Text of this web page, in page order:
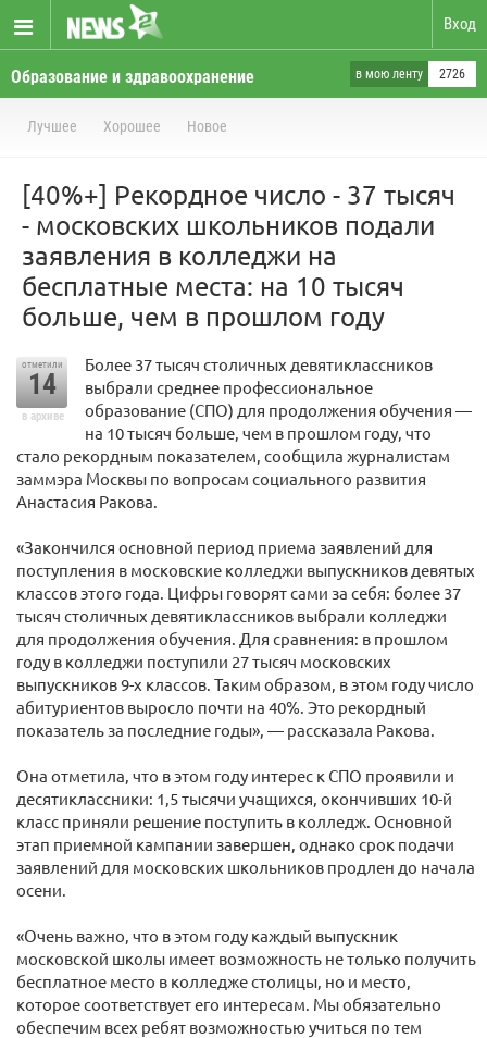
Вход
Образование и здравоохранение в мою ленту 2726
Лучшее Хорошее Новое
[40%+] Рекордное число - 37 тысяч
- московских школьников подали
заявления в колледжи на
бесплатные места: на 10 тысяч
больше, чем в прошлом году
отметили
14
в архиве
Более 37 тысяч столичных девятиклассников
выбрали среднее профессиональное
образование (СПО) для продолжения обучения —
на 10 тысяч больше, чем в прошлом году, что
стало рекордным показателем, сообщила журналистам
заммэра Москвы по вопросам социального развития
Анастасия Ракова.
«Закончился основной период приема заявлений для
поступления в московские колледжи выпускников девятых
классов этого года. Цифры говорят сами за себя: более 37
тысяч столичных девятиклассников выбрали колледжи
для продолжения обучения. Для сравнения: в прошлом
году в колледжи поступили 27 тысяч московских
выпускников 9-х классов. Таким образом, в этом году число
абитуриентов выросло почти на 40%. Это рекордный
показатель за последние годы», — рассказала Ракова.
Она отметила, что в этом году интерес к СПО проявили и
десятиклассники: 1,5 тысячи учащихся, окончивших 10-й
класс приняли решение поступить в колледж. Основной
этап приемной кампании завершен, однако срок подачи
заявлений для московских школьников продлен до начала
осени.
«Очень важно, что в этом году каждый выпускник
московской школы имеет возможность не только получить
бесплатное место в колледже столицы, но и место,
которое соответствует его интересам. Мы обязательно
обеспечим всех ребят возможностью учиться по тем